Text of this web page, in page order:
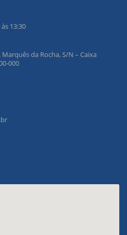
13:30
da Rocha, S/N – Caixa
000